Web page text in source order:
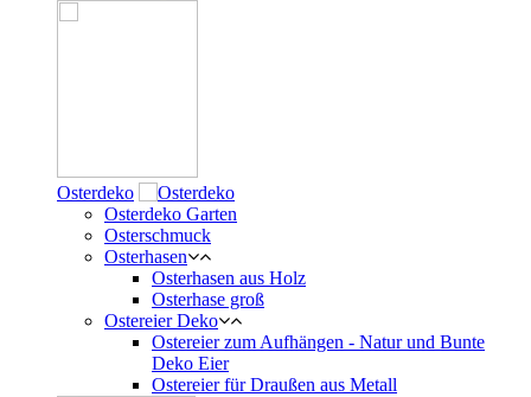
Osterdeko
Osterdeko Garten
Osterschmuck
Osterhasen
Osterhasen aus Holz
Osterhase groß
Ostereier Deko
Ostereier zum Aufhängen - Natur und Bunte
Deko Eier
Ostereier für Draußen aus Metall